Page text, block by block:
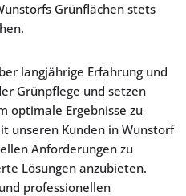
Grünflächen stets
langjährige Erfahrung und
Grünpflege und setzen
optimale Ergebnisse zu
unseren Kunden in Wunstorf
Anforderungen zu
Lösungen anzubieten.
professionellen